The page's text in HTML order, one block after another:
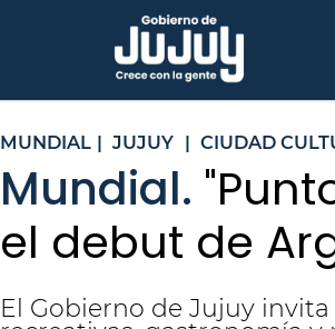
MUNDIAL | JUJUY | CIUDAD
Mundial.
el debut de
El Gobierno de Jujuy